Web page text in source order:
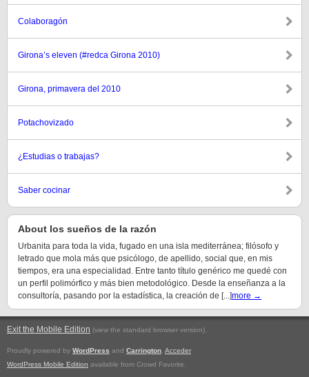
Colaboragón
Girona’s eleven (#redca Girona 2010)
Girona, primavera del 2010
Potachovizado
¿Estudias o trabajas?
Saber cocinar
About los sueños de la razón
Urbanita para toda la vida, fugado en una isla mediterránea; filósofo y
letrado que mola más que psicólogo, de apellido, social que, en mis
tiempos, era una especialidad. Entre tanto título genérico me quedé con
un perfil polimórfico y más bien metodológico. Desde la enseñanza a la
consultoría, pasando por la estadística, la creación de [...]more →
Exit the Mobile Edition (view the standard browser version).
Proudly powered by WordPress and Carrington Acceder
WordPress Mobile Edition available from Crowd Favorite.